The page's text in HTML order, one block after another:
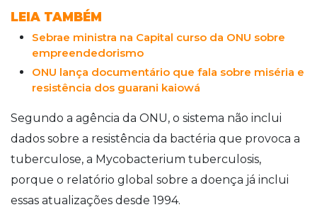
LEIA TAMBÉM
Sebrae ministra na Capital curso da ONU sobre
empreendedorismo
ONU lança documentário que fala sobre miséria e
resistência dos guarani kaiowá
Segundo a agência da ONU, o sistema não inclui
dados sobre a resistência da bactéria que provoca a
tuberculose, a Mycobacterium tuberculosis,
porque o relatório global sobre a doença já inclui
essas atualizações desde 1994.